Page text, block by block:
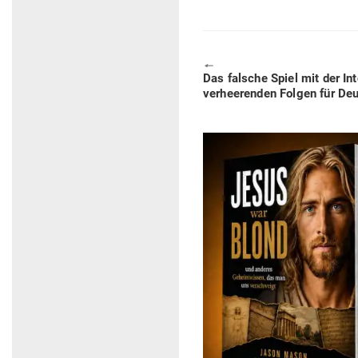
🠔
Previous
post:
Das falsche Spiel mit der
ver­hee­renden Folgen für